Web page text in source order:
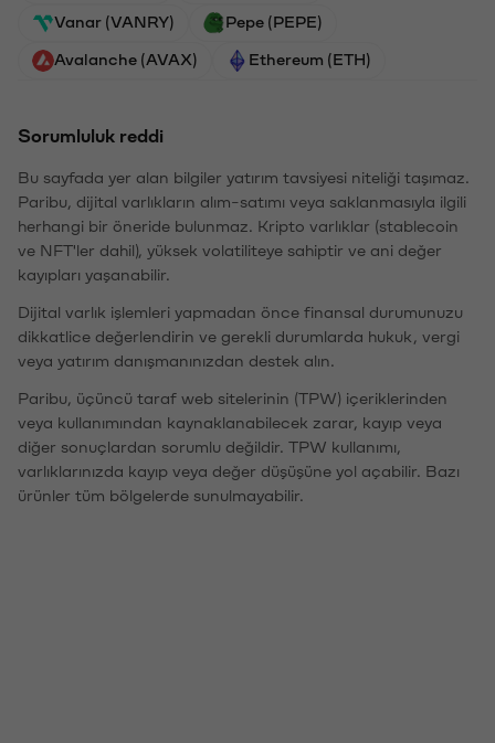
Vanar (VANRY) Pepe (PEPE)
Avalanche (AVAX) Ethereum (ETH)
Sorumluluk reddi
Bu sayfada yer alan bilgiler yatırım tavsiyesi niteliği taşımaz.
Paribu, dijital varlıkların alım-satımı veya saklanmasıyla ilgili
herhangi bir öneride bulunmaz. Kripto varlıklar (stablecoin
ve NFT'ler dahil), yüksek volatiliteye sahiptir ve ani değer
kayıpları yaşanabilir.
Dijital varlık işlemleri yapmadan önce finansal durumunuzu
dikkatlice değerlendirin ve gerekli durumlarda hukuk, vergi
veya yatırım danışmanınızdan destek alın.
Paribu, üçüncü taraf web sitelerinin (TPW) içeriklerinden
veya kullanımından kaynaklanabilecek zarar, kayıp veya
diğer sonuçlardan sorumlu değildir. TPW kullanımı,
varlıklarınızda kayıp veya değer düşüşüne yol açabilir. Bazı
ürünler tüm bölgelerde sunulmayabilir.